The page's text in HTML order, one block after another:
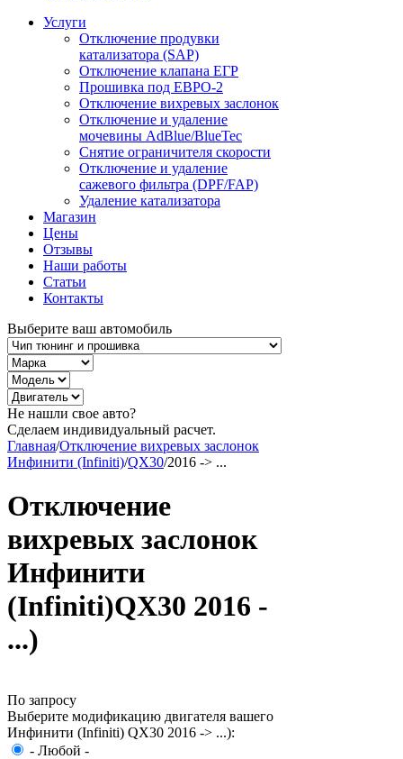
Услуги
Отключение продувки
катализатора (SAP)
Отключение клапана ЕГР
Прошивка под ЕВРО-2
Отключение вихревых заслонок
Отключение и удаление
мочевины AdBlue/BlueTec
Снятие ограничителя скорости
Отключение и удаление
сажевого фильтра (DPF/FAP)
Удаление катализатора
Магазин
Цены
Отзывы
Наши работы
Статьи
Контакты
Выберите ваш автомобиль
Не нашли свое авто?
Сделаем индивидуальный расчет.
Главная/Отключение вихревых заслонок
Инфинити (Infiniti)/QX30/2016 -> ...
Отключение
вихревых заслонок
Инфинити
(Infiniti)QX30 2016 -
...)
По запросу
Выберите модификацию двигателя вашего
Инфинити (Infiniti) QX30 2016 -> ...):
- Любой -